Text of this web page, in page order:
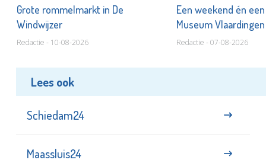
Grote rommelmarkt in De
Windwijzer
Redactie - 10-08-2026
Een weekend én
Museum
Redactie - 07-08-2026
Lees ook
Schiedam24
Maassluis24